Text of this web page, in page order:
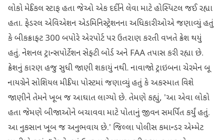
લોકો મેડિકલ સ્ટાફ હતા જેઓ એક દર્દીને લેવા માટે હોસ્પિટલ જઈ રહ્યા
હતા. ફેડરલ એવિએશન એડમિનિસ્ટ્રેશનના અધિકારીઓએ જણાવ્યું હતું
કે બીકક્રાફ્ટ 300 બપોરે એરપોર્ટ પર ઉતરાણ કરતી વખતે ક્રેશ થયું
હતું. નેશનલ ટ્રાન્સપોર્ટેશન સેફ્ટી બોર્ડ અને FAA તપાસ કરી રહ્યા છે.
ક્રેશનું કારણ હજુ સુધી જાણી શકાયું નથી. નાવાજો ટ્રાઇબના ચેરમેન બૂ
નાયગ્રેને સોશિયલ મીડિયા પોસ્ટમાં જણાવ્યું હતું કે અકસ્માત વિશે
જાણીને તેમને ખૂબ જ આઘાત લાગ્યો છે. તેમણે કહ્યું, 'આ એવા લોકો
હતા જેમણે બીજાઓને બચાવવા માટે પોતાનું જીવન સમર્પિત કર્યું હતું.
આ નુકસાન ખૂબ જ અનુભવાય છે.' જિલ્લા પોલીસ કમાન્ડર એમ્મેટ